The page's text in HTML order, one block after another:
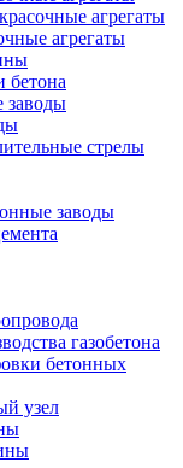
агрегаты
агрегаты
бетона
заводы
стрелы
заводы
газобетона
бетонных
узел